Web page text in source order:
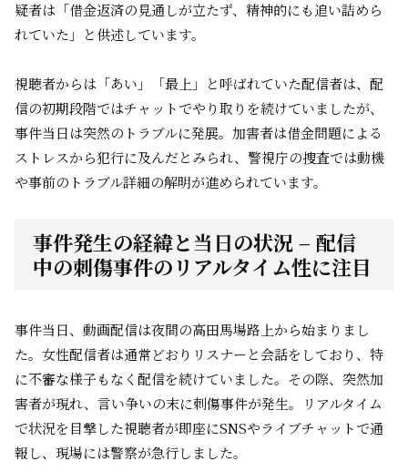
疑者は「借金返済の見通しが立たず、精神的にも追い詰めら
れていた」と供述しています。
視聴者からは「あい」「最上」と呼ばれていた配信者は、配
信の初期段階ではチャットでやり取りを続けていましたが、
事件当日は突然のトラブルに発展。加害者は借金問題による
ストレスから犯行に及んだとみられ、警視庁の捜査では動機
や事前のトラブル詳細の解明が進められています。
事件発生の経緯と当日の状況 – 配信
中の刺傷事件のリアルタイム性に注目
事件当日、動画配信は夜間の高田馬場路上から始まりまし
た。女性配信者は通常どおりリスナーと会話をしており、特
に不審な様子もなく配信を続けていました。その際、突然加
害者が現れ、言い争いの末に刺傷事件が発生。リアルタイム
で状況を目撃した視聴者が即座にSNSやライブチャットで通
報し、現場には警察が急行しました。